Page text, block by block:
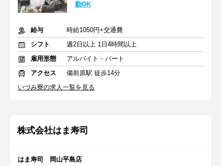
勤OK
給与
時給1050円+交通費
シフト
週2日以上 1日4時間以上
雇用形態
アルバイト・パート
アクセス
備前原駅 徒歩14分
いづみ寮の求人一覧を見る
株式会社はま寿司
はま寿司 岡山平島店